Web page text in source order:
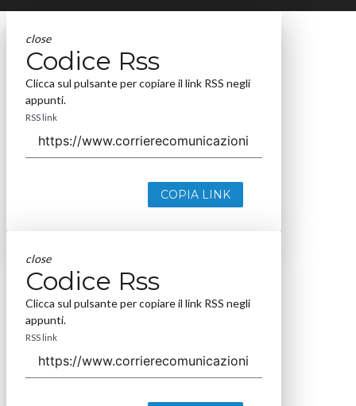
close
Codice Rss
Clicca sul pulsante per copiare il link RSS negli
appunti.
RSS link
COPIA LINK
close
Codice Rss
Clicca sul pulsante per copiare il link RSS negli
appunti.
RSS link